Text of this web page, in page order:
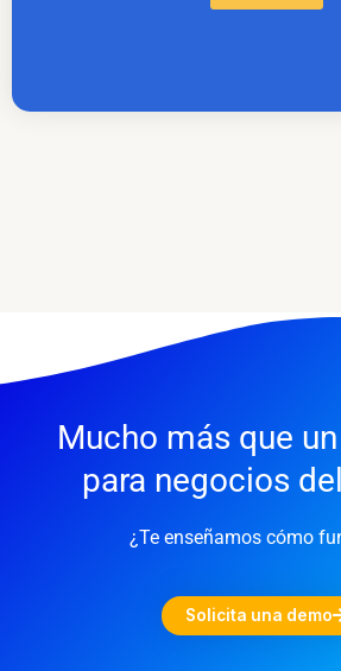
Mucho más que
para negocios
¿Te enseñamos cómo
Solicita una demo